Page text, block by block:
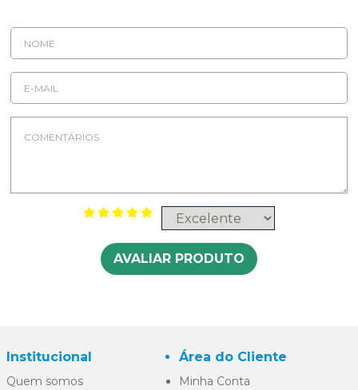
AVALIAR PRODUTO
Institucional
Quem somos
Área do Cliente
Minha Conta